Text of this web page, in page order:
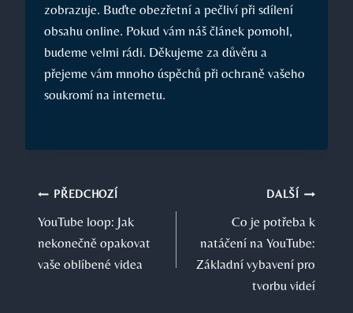
zobrazuje. Buďte obezřetní a pečliví při sdílení
obsahu online. Pokud vám náš článek pomohl,
budeme velmi rádi. Děkujeme za důvěru a
přejeme vám mnoho úspěchů při ochraně vašeho
soukromí na internetu.
Navigace
pro
příspěvek
PŘEDCHOZÍ
YouTube loop: Jak
nekonečně opakovat
vaše oblíbené videa
DALŠÍ
Co je potřeba k
natáčení na YouTube:
Základní vybavení pro
tvorbu videí